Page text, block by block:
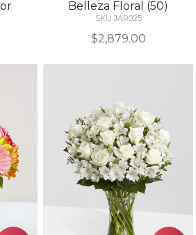
Belleza Floral (50)
SKU JAR025
$2,879.00